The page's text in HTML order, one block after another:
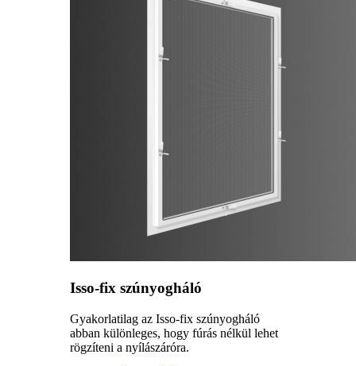
Isso-fix szúnyogháló
Gyakorlatilag az Isso-fix szúnyogháló
abban különleges, hogy fúrás nélkül lehet
rögzíteni a nyílászáróra.